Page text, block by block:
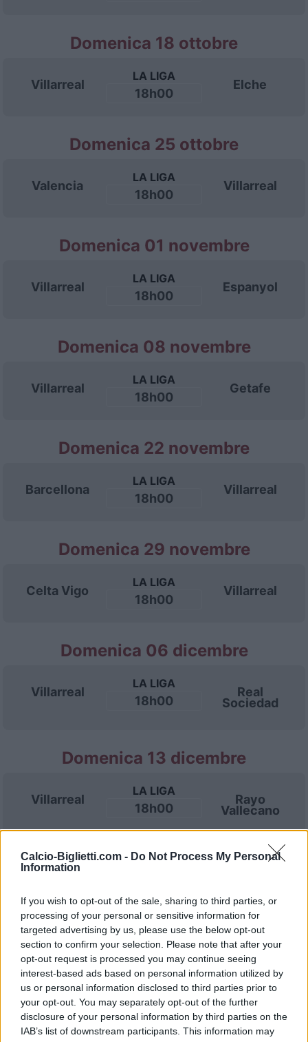
Calcio-Biglietti.com - Do Not Process My Personal
Information
If you wish to opt-out of the sale, sharing to third parties, or
processing of your personal or sensitive information for
targeted advertising by us, please use the below opt-out
section to confirm your selection. Please note that after your
opt-out request is processed you may continue seeing
interest-based ads based on personal information utilized by
us or personal information disclosed to third parties prior to
your opt-out. You may separately opt-out of the further
disclosure of your personal information by third parties on the
IAB’s list of downstream participants. This information may
Domenica 18 ottobre
Villarreal
LA LIGA
18h00
Elche
Domenica 25 ottobre
Valencia
LA LIGA
18h00
Villarreal
Domenica 01 novembre
Villarreal
LA LIGA
18h00
Espanyol
Domenica 08 novembre
Villarreal
LA LIGA
18h00
Getafe
Domenica 22 novembre
Barcellona
LA LIGA
18h00
Villarreal
Domenica 29 novembre
Celta Vigo
LA LIGA
18h00
Villarreal
Domenica 06 dicembre
Villarreal
LA LIGA
18h00
Real
Sociedad
Domenica 13 dicembre
Villarreal
LA LIGA
18h00
Rayo
Vallecano
Domenica 20 dicembre
Osasuna
LA LIGA
18h00
Villarreal
Domenica 03 gennaio 2027
Villarreal
LA LIGA
15h00
FC Sevilla